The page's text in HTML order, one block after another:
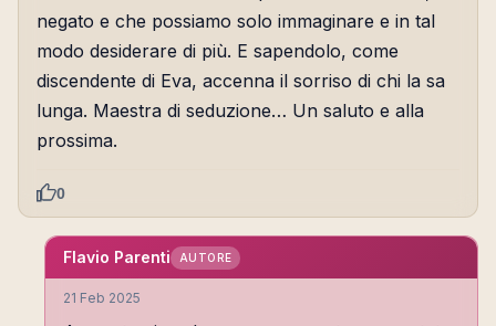
negato e che possiamo solo immaginare e in tal
modo desiderare di più. E sapendolo, come
discendente di Eva, accenna il sorriso di chi la sa
lunga. Maestra di seduzione… Un saluto e alla
prossima.
0
Flavio Parenti AUTORE
21 Feb 2025